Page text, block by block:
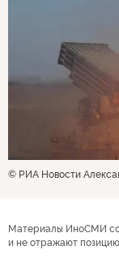
© РИА Новости
Материалы ИноСМИ
и не отражают